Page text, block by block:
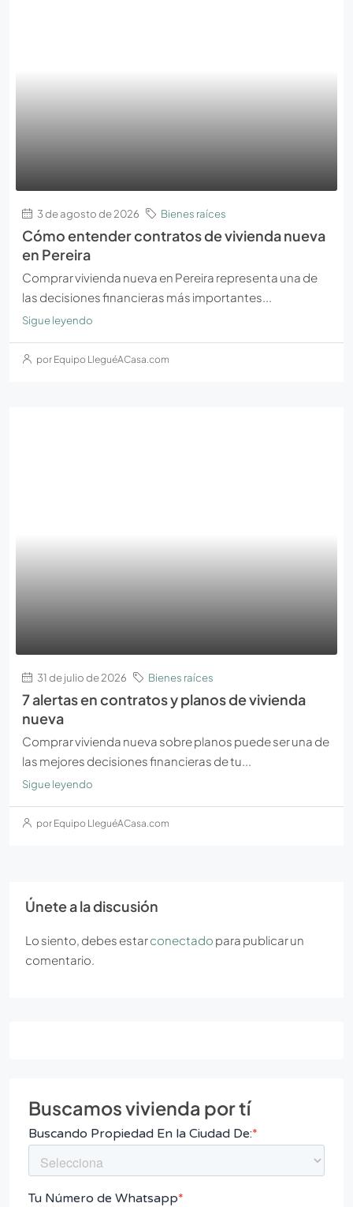
3 de agosto de 2026 Bienes raíces
Cómo entender contratos de vivienda nueva
en Pereira
Comprar vivienda nueva en Pereira representa una de
las decisiones financieras más importantes...
Sigue leyendo
por Equipo LleguéACasa.com
31 de julio de 2026 Bienes raíces
7 alertas en contratos y planos de vivienda
nueva
Comprar vivienda nueva sobre planos puede ser una de
las mejores decisiones financieras de tu...
Sigue leyendo
por Equipo LleguéACasa.com
Únete a la discusión
Lo siento, debes estarconectado para publicar un
comentario.
Buscamos vivienda por tí